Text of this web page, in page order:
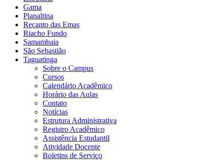
Gama
Planaltina
Recanto das Emas
Riacho Fundo
Samambaia
São Sebastião
Taguatinga
Sobre o Campus
Cursos
Calendário Acadêmico
Horário das Aulas
Contato
Notícias
Estrutura Administrativa
Registro Acadêmico
Assistência Estudantil
Atividade Docente
Boletins de Serviço